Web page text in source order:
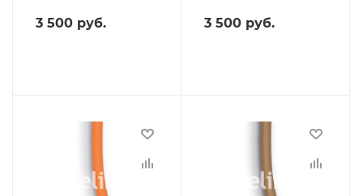
3 500 руб. 3 500 руб.